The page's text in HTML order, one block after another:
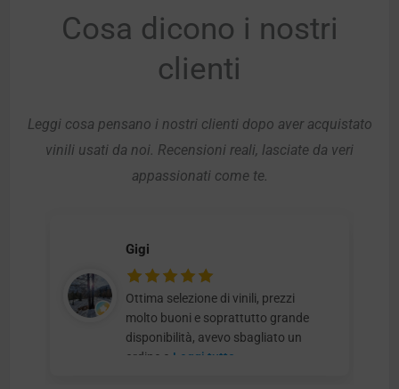
Cosa dicono i nostri
clienti
Leggi cosa pensano i nostri clienti dopo aver acquistato
vinili usati da noi. Recensioni reali, lasciate da veri
appassionati come te.
Gigi
Ottima selezione di vinili, prezzi
molto buoni e soprattutto grande
disponibilità, avevo sbagliato un
ordine e Leggi tutto